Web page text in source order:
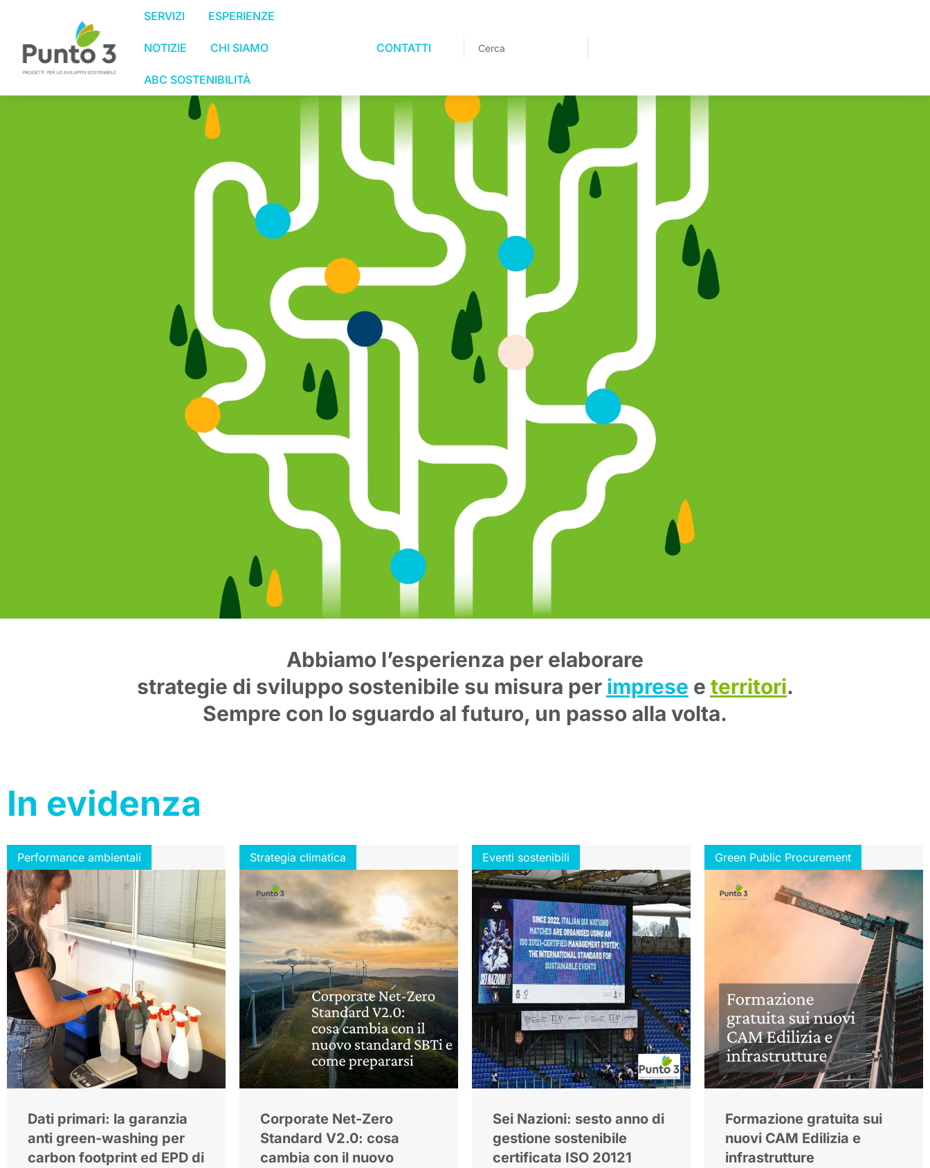
SERVIZI ESPERIENZE
NOTIZIE CHI SIAMO
ABC SOSTENIBILITÀ
CONTATTI
Abbiamo l’esperienza per elaborare
strategie di sviluppo sostenibile su misura per imprese e territori.
Sempre con lo sguardo al futuro, un passo alla volta.
In evidenza
Performance ambientali
Dati primari: la garanzia
anti green-washing per
carbon footprint ed EPD di
Strategia climatica
Corporate Net-Zero
Standard V2.0: cosa
cambia con il nuovo
Eventi sostenibili
Sei Nazioni: sesto anno di
gestione sostenibile
certificata ISO 20121
Green Public Procurement
Formazione gratuita sui
nuovi CAM Edilizia e
infrastrutture